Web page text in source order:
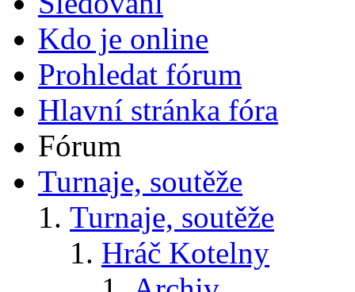
Kdo je online
Prohledat fórum
Hlavní stránka fóra
Fórum
Turnaje, soutěže
Turnaje, soutěže
Hráč Kotelny